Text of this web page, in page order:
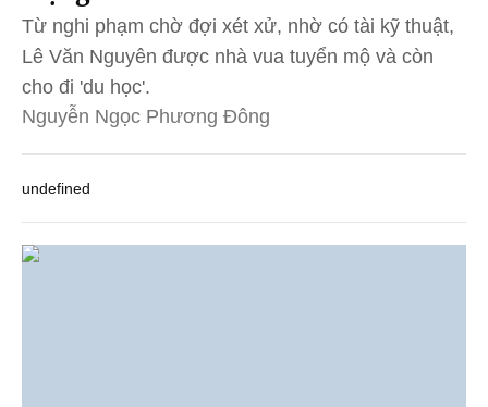
Từ nghi phạm chờ đợi xét xử, nhờ có tài kỹ thuật,
Lê Văn Nguyên được nhà vua tuyển mộ và còn
cho đi 'du học'.
Nguyễn Ngọc Phương Đông
undefined